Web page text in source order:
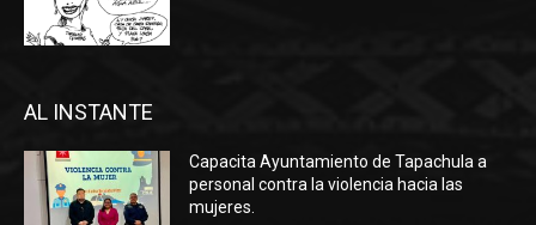
AL INSTANTE
Capacita Ayuntamiento de Tapachula a
personal contra la violencia hacia las
mujeres.